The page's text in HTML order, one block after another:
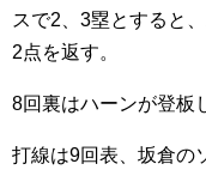
スで2、3塁とすると
2点を返す。
8回裏はハーンが登板
打線は9回表、坂倉の